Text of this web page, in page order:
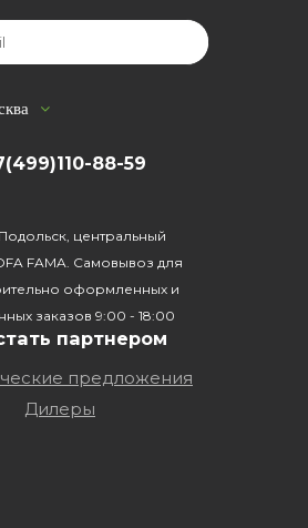
88-59
центральный
FAMA. Самовывоз для
оформленных и
заказов 9:00 - 18:00
партнером
предложения
Дилеры